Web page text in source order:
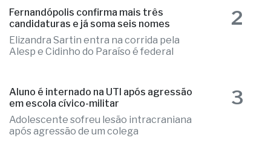
Fernandópolis confirma mais três
candidaturas e já soma seis nomes
Elizandra Sartin entra na corrida pela
Alesp e Cidinho do Paraíso é federal
2
Aluno é internado na UTI após agressão
em escola cívico-militar
Adolescente sofreu lesão intracraniana
após agressão de um colega
3